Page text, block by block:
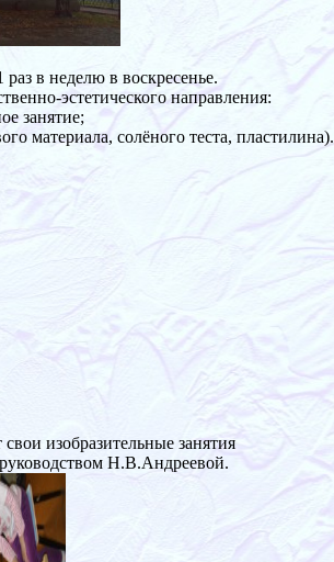
в неделю в воскресенье.
эстетического направления:
занятие;
материала, солёного теста, пластилина).
изобразительные занятия
Н.В.Андреевой.